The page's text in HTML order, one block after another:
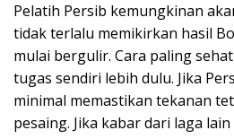
Pelatih Persib kemungkinan
tidak terlalu memikirkan hasil
mulai bergulir. Cara paling
tugas sendiri lebih dulu. Jika
minimal memastikan tekanan
pesaing. Jika kabar dari laga